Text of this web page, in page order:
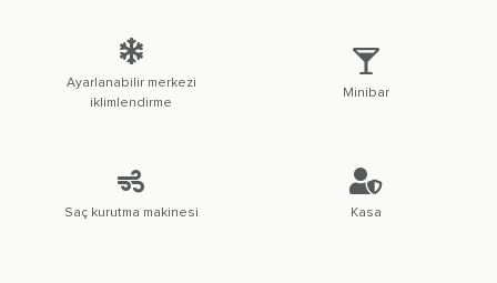
Ayarlanabilir merkezi
iklimlendirme
Minibar
Saç kurutma makinesi Kasa